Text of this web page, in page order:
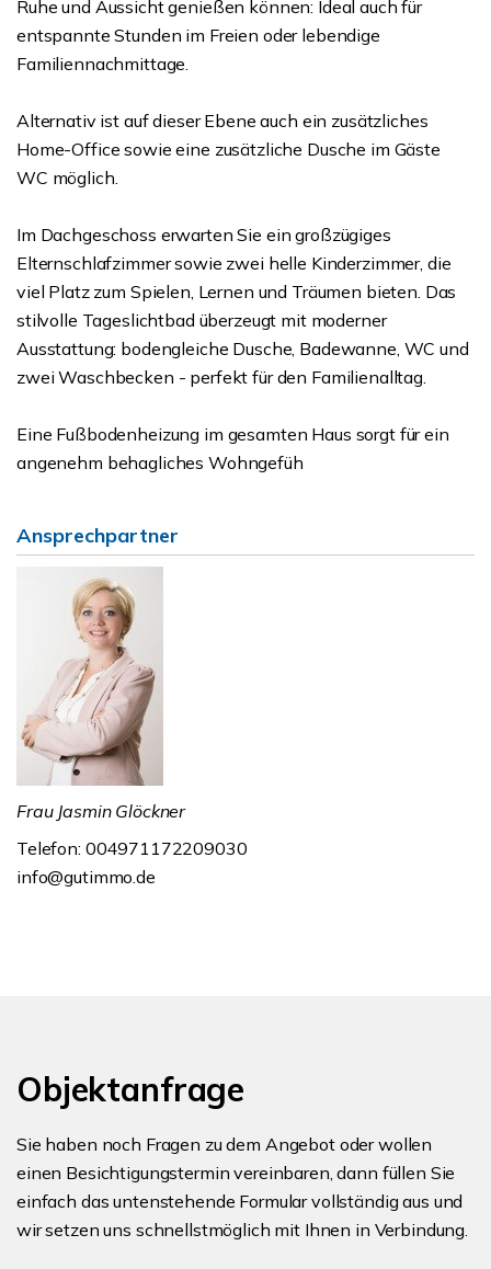
Ruhe und Aussicht genießen können: Ideal auch für
entspannte Stunden im Freien oder lebendige
Familiennachmittage.
Alternativ ist auf dieser Ebene auch ein zusätzliches
Home-Office sowie eine zusätzliche Dusche im Gäste
WC möglich.
Im Dachgeschoss erwarten Sie ein großzügiges
Elternschlafzimmer sowie zwei helle Kinderzimmer, die
viel Platz zum Spielen, Lernen und Träumen bieten. Das
stilvolle Tageslichtbad überzeugt mit moderner
Ausstattung: bodengleiche Dusche, Badewanne, WC und
zwei Waschbecken - perfekt für den Familienalltag.
Eine Fußbodenheizung im gesamten Haus sorgt für ein
angenehm behagliches Wohngefüh
Ansprechpartner
Frau Jasmin Glöckner
Telefon: 004971172209030
info@gutimmo.de
Objektanfrage
Sie haben noch Fragen zu dem Angebot oder wollen
einen Besichtigungstermin vereinbaren, dann füllen Sie
einfach das untenstehende Formular vollständig aus und
wir setzen uns schnellstmöglich mit Ihnen in Verbindung.